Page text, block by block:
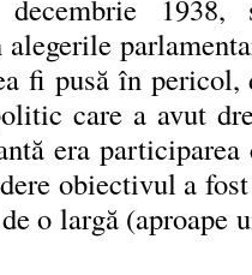
1938,
fi pusă în pericol,
care a avut
era
obiectivul a
o largă (aproape